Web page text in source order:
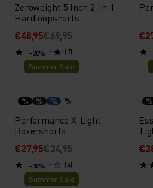
Zeroweight 5 Inch 2-In-1
Hardloopshorts
€48,95€69,95
(7)
-20%
Summer Sale
% % % %
Performance X-Light
Boxershorts
€27,95€34,95
(4)
%
-30%
Summer Sale